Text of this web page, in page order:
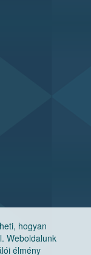
hogyan
Weboldalunk
élmény